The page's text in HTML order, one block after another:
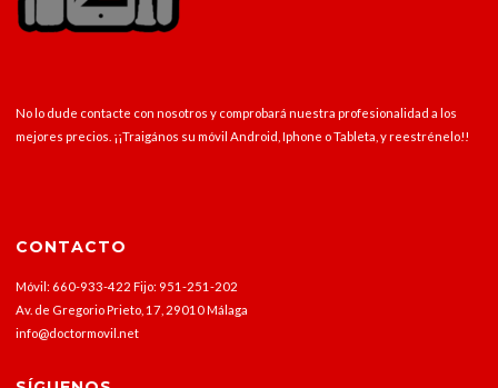
No lo dude contacte con nosotros y comprobará nuestra profesionalidad a los
mejores precios. ¡¡Traigános su móvil Android, Iphone o Tableta, y reestrénelo!!
CONTACTO
Móvil: 660-933-422 Fijo: 951-251-202
Av. de Gregorio Prieto, 17, 29010 Málaga
info@doctormovil.net